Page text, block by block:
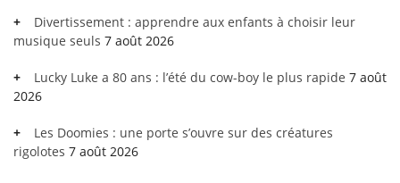
Divertissement : apprendre aux enfants à choisir leur
musique seuls 7 août 2026
Lucky Luke a 80 ans : l’été du cow-boy le plus rapide 7 août
2026
Les Doomies : une porte s’ouvre sur des créatures
rigolotes 7 août 2026